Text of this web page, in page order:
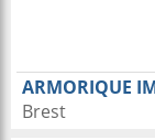
ARMORIQUE
Brest